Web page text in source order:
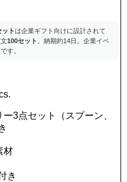
トは企業ギフト向けに設計されて
100セット
。納期約14日。企業イベ
す。
3点セット（スプーン、
材
き